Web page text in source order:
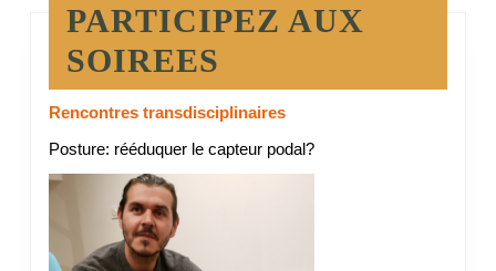
PARTICIPEZ AUX
SOIREES
Rencontres transdisciplinaires
Posture: rééduquer le capteur podal?